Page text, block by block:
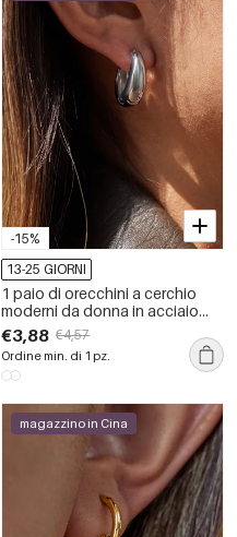
-15%
13-25 GIORNI
1 paio di orecchini a cerchio
moderni da donna in acciaio
inossidabile color oro
impermeabili
€3,88 €4,57
Ordine min. di 1 pz.
magazzino in Cina